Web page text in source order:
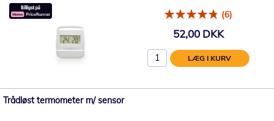
(6)
52,00 DKK
LÆG I KURV
Trådløst termometer m/ sensor